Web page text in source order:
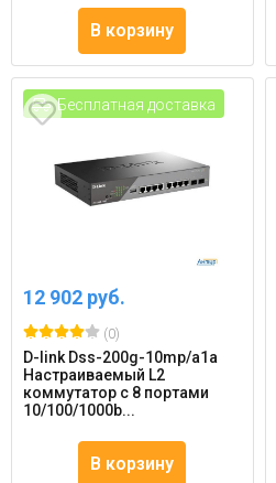
В корзину
Бесплатная доставка
12 902 руб.
(0)
D-link Dss-200g-10mp/a1a
Настраиваемый L2
коммутатор с 8 портами
10/100/1000b...
В корзину